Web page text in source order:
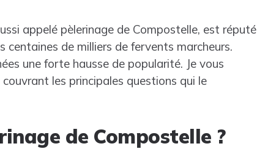
appelé pèlerinage de Compostelle, est réputé
centaines de milliers de fervents marcheurs.
une forte hausse de popularité. Je vous
les principales questions qui le
de Compostelle ?